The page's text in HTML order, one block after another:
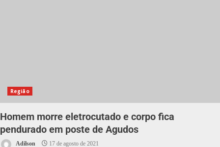
Região
Homem morre eletrocutado e corpo fica
pendurado em poste de Agudos
Adilson 17 de agosto de 2021